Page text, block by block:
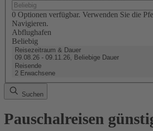
0 Optionen verfügbar. Verwenden Sie die
Navigieren.
Abflughafen
Beliebig
Reisezeitraum & Dauer
09.08.26 - 09.11.26, Beliebige Dauer
Reisende
2 Erwachsene
Suchen
Pauschalreisen